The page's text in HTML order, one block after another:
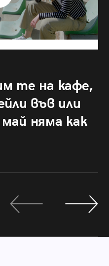
те на кафе,
във или
няма как